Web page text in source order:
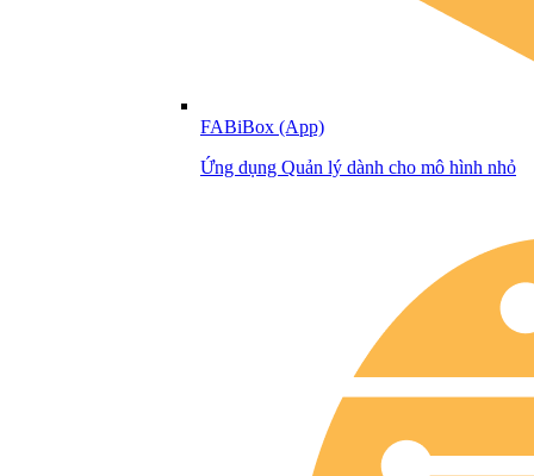
FABiBox (App)
Ứng dụng Quản lý dành cho mô hình nhỏ